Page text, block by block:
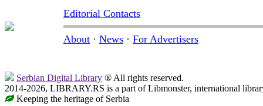
Editorial Contacts
About · News · For Advertisers
Serbian Digital Library ® All rights reserved.
2014-2026, LIBRARY.RS is a part of Libmonster, international
Keeping the heritage of Serbia